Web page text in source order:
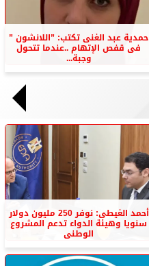
حمدية عبد الغنى تكتب: ”اللانشون ”
فى قفص الإتهام ..عندما تتحول
وجبة...
أحمد الغيطى: نوفر 250 مليون دولار
سنويا وهيئة الدواء تدعم المشروع
الوطنى